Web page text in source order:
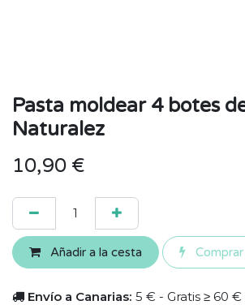
Pasta moldear 4 botes
Naturalez
10,90 €
Añadir a la cesta
Envío a Canarias: 5 € - Gratis ≥ 60 €